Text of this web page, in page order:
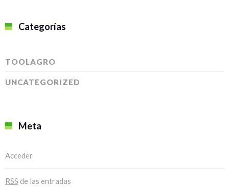
Categorías
TOOLAGRO
UNCATEGORIZED
Meta
Acceder
RSS de las entradas